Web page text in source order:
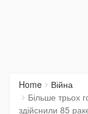
Home
Війна
Більше трьох
здійснили 85